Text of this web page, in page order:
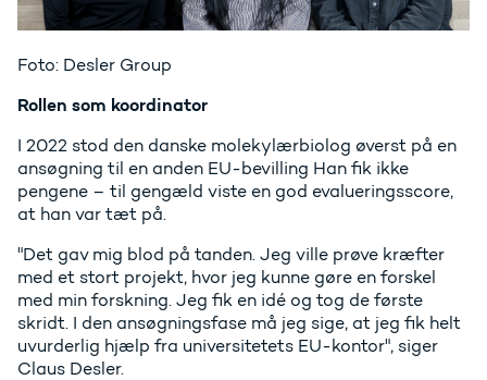
Foto: Desler Group
Rollen som koordinator
I 2022 stod den danske molekylærbiolog øverst på en
ansøgning til en anden EU-bevilling Han fik ikke
pengene – til gengæld viste en god evalueringsscore,
at han var tæt på.
"Det gav mig blod på tanden. Jeg ville prøve kræfter
med et stort projekt, hvor jeg kunne gøre en forskel
med min forskning. Jeg fik en idé og tog de første
skridt. I den ansøgningsfase må jeg sige, at jeg fik helt
uvurderlig hjælp fra universitetets EU-kontor", siger
Claus Desler.